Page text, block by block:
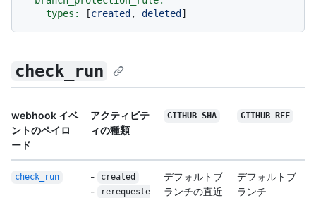
types:
[created , deleted
check_run
webhook イベ
ントのペイロ
ード
アクティビテ
ィの種類
GITHUB_SHA GITHUB_REF
check_run - created
-
rerequeste
デフォルトブ
ランチの直近
デフォルトブ
ランチ